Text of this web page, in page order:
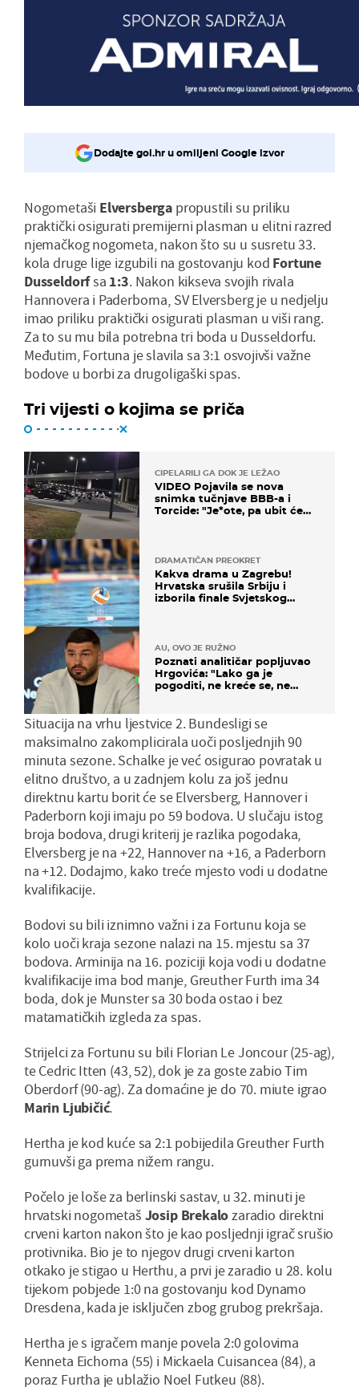
Dodajte gol.hr u omiljeni Google izvor
Nogometaši Elversberga propustili su priliku
praktički osigurati premijerni plasman u elitni razred
njemačkog nogometa, nakon što su u susretu 33.
kola druge lige izgubili na gostovanju kod Fortune
Dusseldorfsa 1:3. Nakon kikseva svojih rivala
Hannovera i Paderborna, SV Elversberg je u nedjelju
imao priliku praktički osigurati plasman u viši rang.
Za to su mu bila potrebna tri boda u Dusseldorfu.
Međutim, Fortuna je slavila sa 3:1 osvojivši važne
bodove u borbi za drugoligaški spas.
Tri vijesti o kojima se priča
CIPELARILI GA DOK JE LEŽAO
VIDEO Pojavila se nova
snimka tučnjave BBB-a i
Torcide: "Je*ote, pa ubit će
DRAMATIČAN PREOKRET
Kakva drama u Zagrebu!
Hrvatska srušila Srbiju i
izborila finale Svjetskog
AU, OVO JE RUŽNO
Poznati analitičar popljuvao
Hrgovića: "Lako ga je
pogoditi, ne kreće se, ne
Situacija na vrhu ljestvice 2. Bundesligi se
maksimalno zakomplicirala uoči posljednjih 90
minuta sezone. Schalke je već osigurao povratak u
elitno društvo, a u zadnjem kolu za još jednu
direktnu kartu borit će se Elversberg, Hannover i
Paderborn koji imaju po 59 bodova. U slučaju istog
broja bodova, drugi kriterij je razlika pogodaka,
Elversberg je na +22, Hannover na +16, a Paderborn
na +12. Dodajmo, kako treće mjesto vodi u dodatne
kvalifikacije.
Bodovi su bili iznimno važni i za Fortunu koja se
kolo uoči kraja sezone nalazi na 15. mjestu sa 37
bodova. Arminija na 16. poziciji koja vodi u dodatne
kvalifikacije ima bod manje, Greuther Furth ima 34
boda, dok je Munster sa 30 boda ostao i bez
matamatičkih izgleda za spas.
Strijelci za Fortunu su bili Florian Le Joncour (25-ag),
te Cedric Itten (43, 52), dok je za goste zabio Tim
Oberdorf (90-ag). Za domaćine je do 70. miute igrao
Marin Ljubičić.
Hertha je kod kuće sa 2:1 pobijedila Greuther Furth
gurnuvši ga prema nižem rangu.
Počelo je loše za berlinski sastav, u 32. minuti je
hrvatski nogometaš Josip Brekalozaradio direktni
crveni karton nakon što je kao posljednji igrač srušio
protivnika. Bio je to njegov drugi crveni karton
otkako je stigao u Herthu, a prvi je zaradio u 28. kolu
tijekom pobjede 1:0 na gostovanju kod Dynamo
Dresdena, kada je isključen zbog grubog prekršaja.
Hertha je s igračem manje povela 2:0 golovima
Kenneta Eichorna (55) i Mickaela Cuisancea (84), a
poraz Furtha je ublažio Noel Futkeu (88).